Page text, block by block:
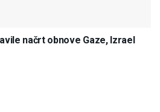
načrt obnove Gaze, Izrael